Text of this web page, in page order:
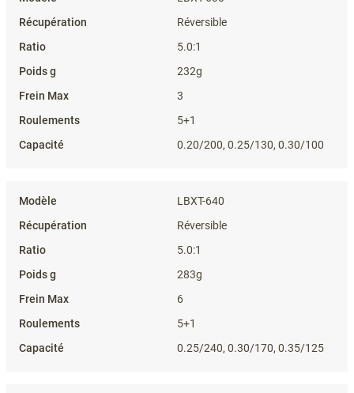
Réversible
5.0:1
232g
3
5+1
0.20/200, 0.25/130, 0.30/100
LBXT-640
Réversible
5.0:1
283g
6
5+1
0.25/240, 0.30/170, 0.35/125